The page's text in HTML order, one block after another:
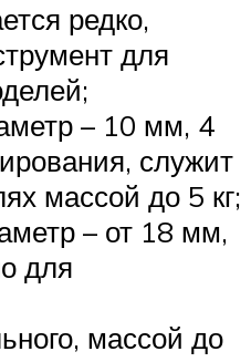
редко,
для
– 10 мм, 4
служит
массой до 5 кг;
– от 18 мм,
для
массой до